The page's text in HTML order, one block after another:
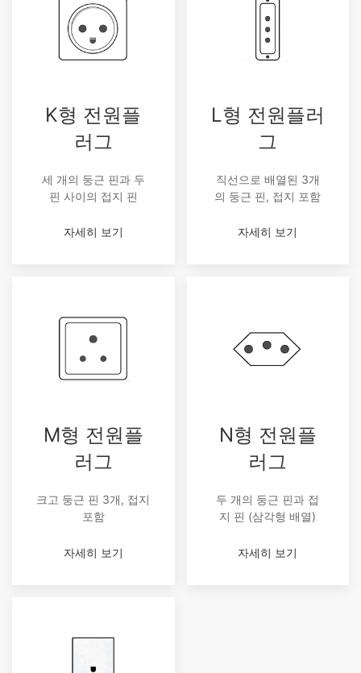
K형 전원플
러그
세 개의 둥근 핀과 두
핀 사이의 접지 핀
자세히 보기
L형 전원플러
그
직선으로 배열된 3개
의 둥근 핀, 접지 포함
자세히 보기
M형 전원플
러그
크고 둥근 핀 3개, 접지
포함
자세히 보기
N형 전원플
러그
두 개의 둥근 핀과 접
지 핀 (삼각형 배열)
자세히 보기